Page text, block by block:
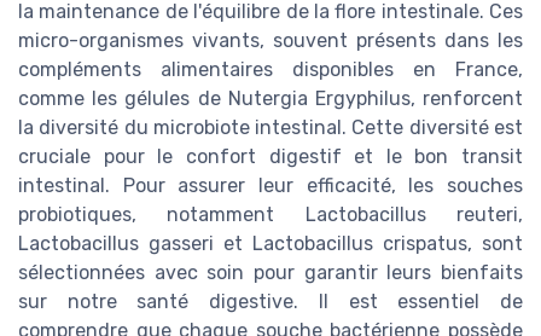
la maintenance de l'équilibre de la flore intestinale. Ces
micro-organismes vivants, souvent présents dans les
compléments alimentaires disponibles en France,
comme les gélules de Nutergia Ergyphilus, renforcent
la diversité du microbiote intestinal. Cette diversité est
cruciale pour le confort digestif et le bon transit
intestinal. Pour assurer leur efficacité, les souches
probiotiques, notamment Lactobacillus reuteri,
Lactobacillus gasseri et Lactobacillus crispatus, sont
sélectionnées avec soin pour garantir leurs bienfaits
sur notre santé digestive. Il est essentiel de
comprendre que chaque souche bactérienne possède